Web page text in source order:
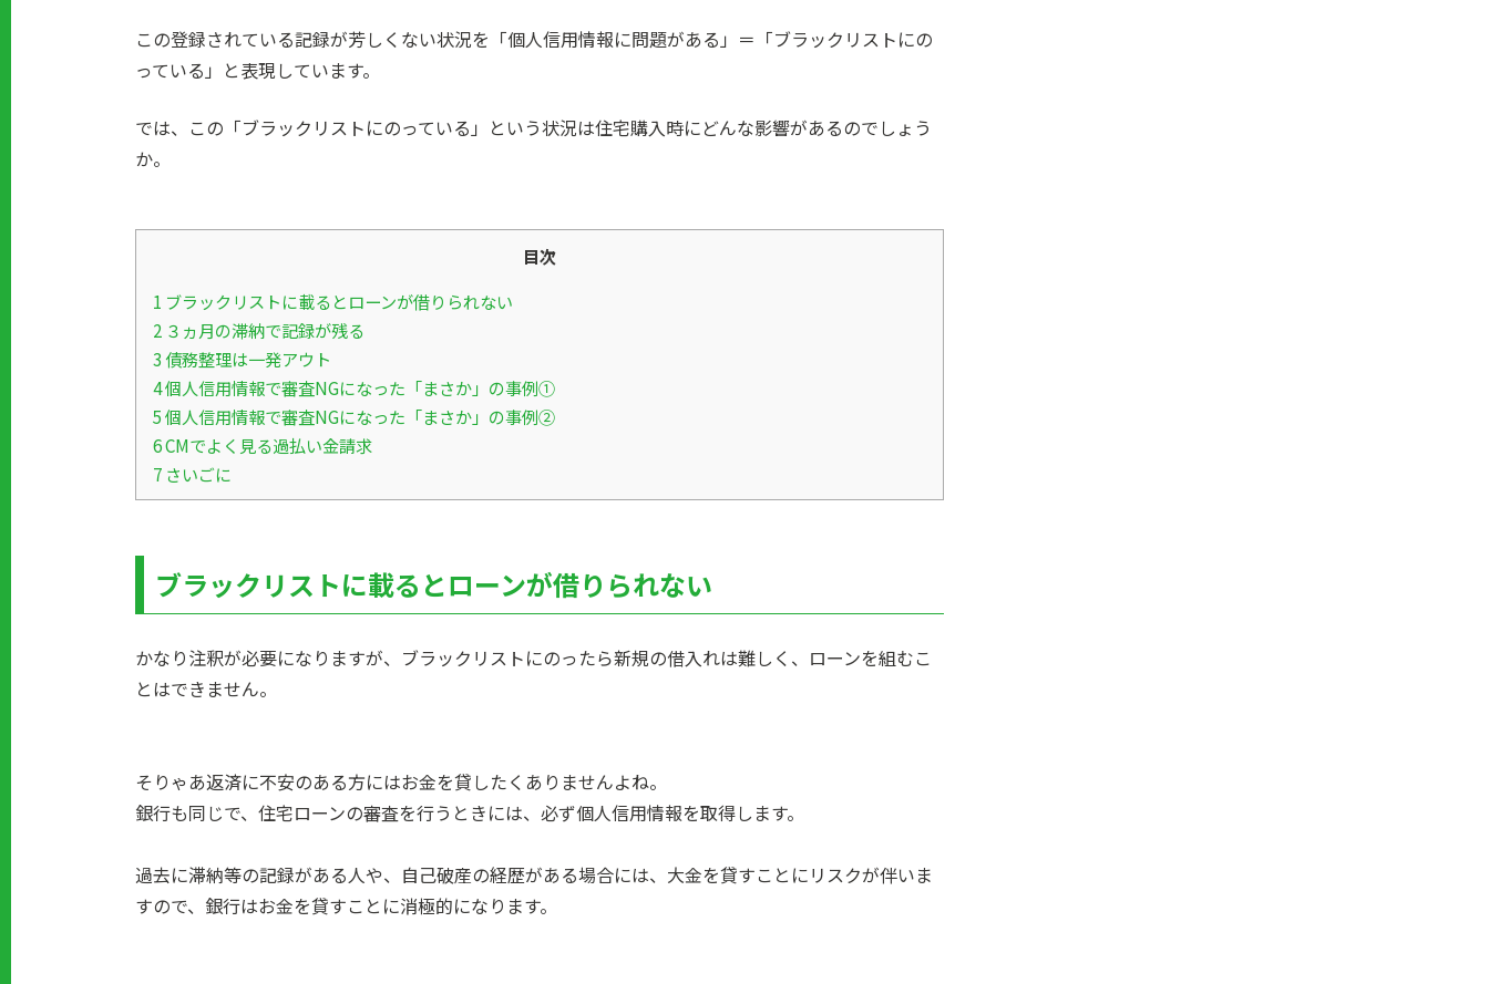
この登録されている記録が芳しくない状況を「個人信用情報に問題がある」＝「ブラックリストにの
っている」と表現しています。
では、この「ブラックリストにのっている」という状況は住宅購入時にどんな影響があるのでしょう
か。
目次
1 ブラックリストに載るとローンが借りられない
2 ３ヵ月の滞納で記録が残る
3債務整理は一発アウト
4個人信用情報で審査NGになった「まさか」の事例①
5個人信用情報で審査NGになった「まさか」の事例②
6CMでよく見る過払い金請求
7 さいごに
ブラックリストに載るとローンが借りられない
かなり注釈が必要になりますが、ブラックリストにのったら新規の借入れは難しく、ローンを組むこ
とはできません。
そりゃあ返済に不安のある方にはお金を貸したくありませんよね。
銀行も同じで、住宅ローンの審査を行うときには、必ず個人信用情報を取得します。
過去に滞納等の記録がある人や、自己破産の経歴がある場合には、大金を貸すことにリスクが伴いま
すので、銀行はお金を貸すことに消極的になります。